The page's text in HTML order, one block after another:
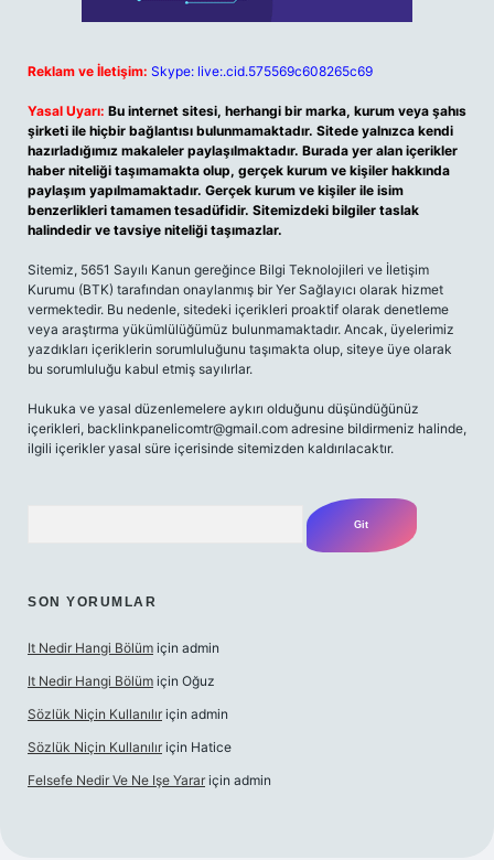
Reklam ve İletişim: Skype: live:.cid.575569c608265c69
Yasal Uyarı: Bu internet sitesi, herhangi bir marka, kurum veya şahıs
şirketi ile hiçbir bağlantısı bulunmamaktadır. Sitede yalnızca kendi
hazırladığımız makaleler paylaşılmaktadır. Burada yer alan içerikler
haber niteliği taşımamakta olup, gerçek kurum ve kişiler hakkında
paylaşım yapılmamaktadır. Gerçek kurum ve kişiler ile isim
benzerlikleri tamamen tesadüfidir. Sitemizdeki bilgiler taslak
halindedir ve tavsiye niteliği taşımazlar.
Sitemiz, 5651 Sayılı Kanun gereğince Bilgi Teknolojileri ve İletişim
Kurumu (BTK) tarafından onaylanmış bir Yer Sağlayıcı olarak hizmet
vermektedir. Bu nedenle, sitedeki içerikleri proaktif olarak denetleme
veya araştırma yükümlülüğümüz bulunmamaktadır. Ancak, üyelerimiz
yazdıkları içeriklerin sorumluluğunu taşımakta olup, siteye üye olarak
bu sorumluluğu kabul etmiş sayılırlar.
Hukuka ve yasal düzenlemelere aykırı olduğunu düşündüğünüz
içerikleri, backlinkpanelicomtr@gmail.com adresine bildirmeniz halinde,
ilgili içerikler yasal süre içerisinde sitemizden kaldırılacaktır.
SON YORUMLAR
It Nedir Hangi Bölüm için admin
It Nedir Hangi Bölüm için Oğuz
Sözlük Niçin Kullanılır için admin
Sözlük Niçin Kullanılır için Hatice
Felsefe Nedir Ve Ne Işe Yarar için admin